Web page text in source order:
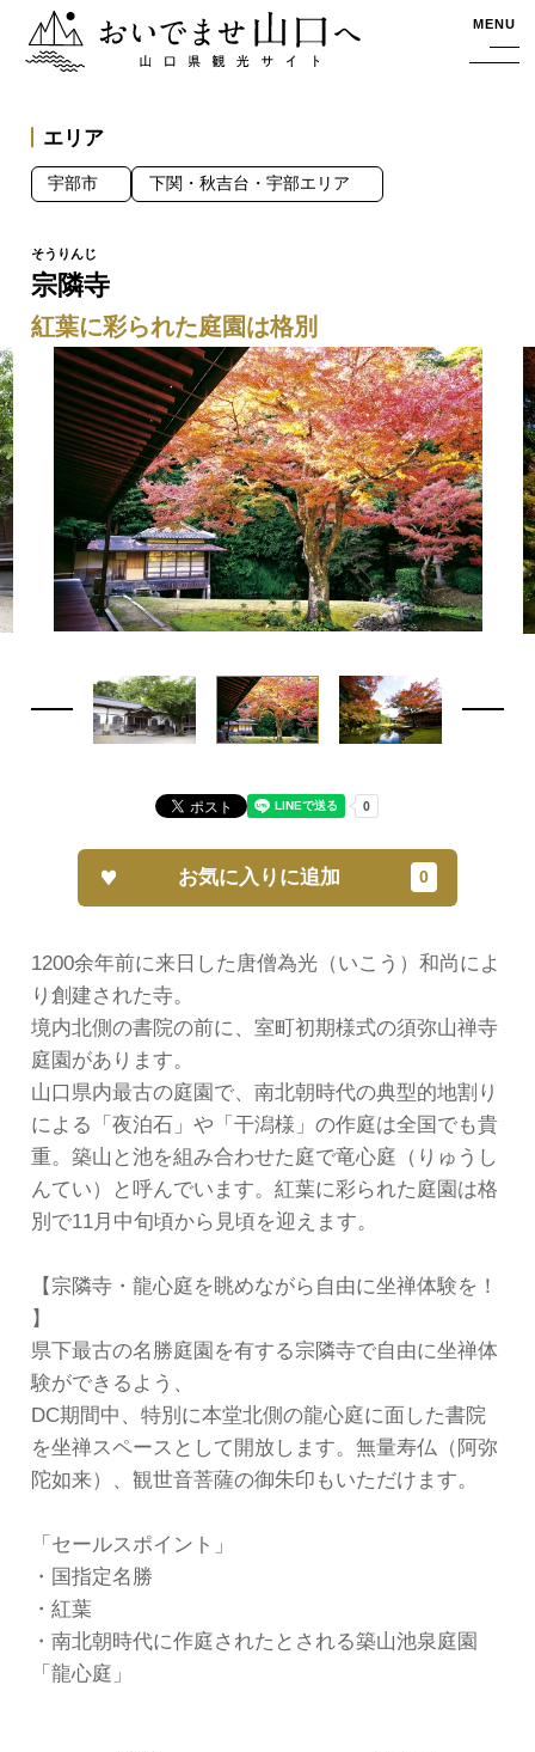
おいでませ山口へー山口県観光サイト MENU
宗隣寺
紅葉に彩られた庭園は格別
1200余年前に来日した唐僧為光（いこう）和尚によ
り創建された寺。
境内北側の書院の前に、室町初期様式の須弥山禅寺
庭園があります。
山口県内最古の庭園で、南北朝時代の典型的地割り
による「夜泊石」や「干潟様」の作庭は全国でも貴
重。築山と池を組み合わせた庭で竜心庭（りゅうし
んてい）と呼んでいます。紅葉に彩られた庭園は格
別で11月中旬頃から見頃を迎えます。
【宗隣寺・龍心庭を眺めながら自由に坐禅体験を！
】
県下最古の名勝庭園を有する宗隣寺で自由に坐禅体
験ができるよう、
DC期間中、特別に本堂北側の龍心庭に面した書院
を坐禅スペースとして開放します。無量寿仏（阿弥
陀如来）、観世音菩薩の御朱印もいただけます。
「セールスポイント」
・国指定名勝
・紅葉
・南北朝時代に作庭されたとされる築山池泉庭園
「龍心庭」
お気に入りに追加
エリア
宇部市 下関・秋吉台・宇部エリア